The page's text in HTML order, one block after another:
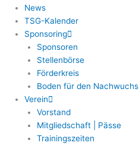
News
TSG-Kalender
Sponsoring
Sponsoren
Stellenbörse
Förderkreis
Boden für den Nachwuchs
Verein
Vorstand
Mitgliedschaft | Pässe
Trainingszeiten